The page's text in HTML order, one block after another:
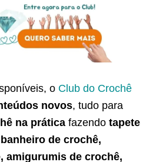
o Club do Crochê
novos, tudo para
na prática fazendo tapete
de crochê,
amigurumis de crochê,